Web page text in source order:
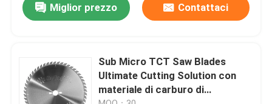
Fresa dritta
Pezzo del router di profilo
Punta per router comune
Miglior prezzo Contattaci
Sub Micro TCT Saw Blades
Ultimate Cutting Solution con
materiale di carburo di